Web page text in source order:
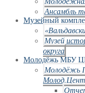
Ансамбль
Музейный
Музей
округа
Молодёжь МБУ
Молодёжь